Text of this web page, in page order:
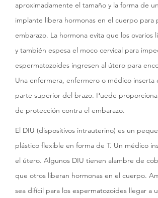
aproximadamente el tamaño y la forma de
implante libera hormonas en el cuerpo para
embarazo. La hormona evita que los ovarios
y también espesa el moco cervical para
espermatozoides ingresen al útero para
Una enfermera, enfermero o médico inserta
parte superior del brazo. Puede
de protección contra el embarazo.
El DIU (dispositivos intrauterino) es un
plástico flexible en forma de T. Un médico
el útero. Algunos DIU tienen alambre de
que otros liberan hormonas en el cuerpo.
sea difícil para los espermatozoides llegar a